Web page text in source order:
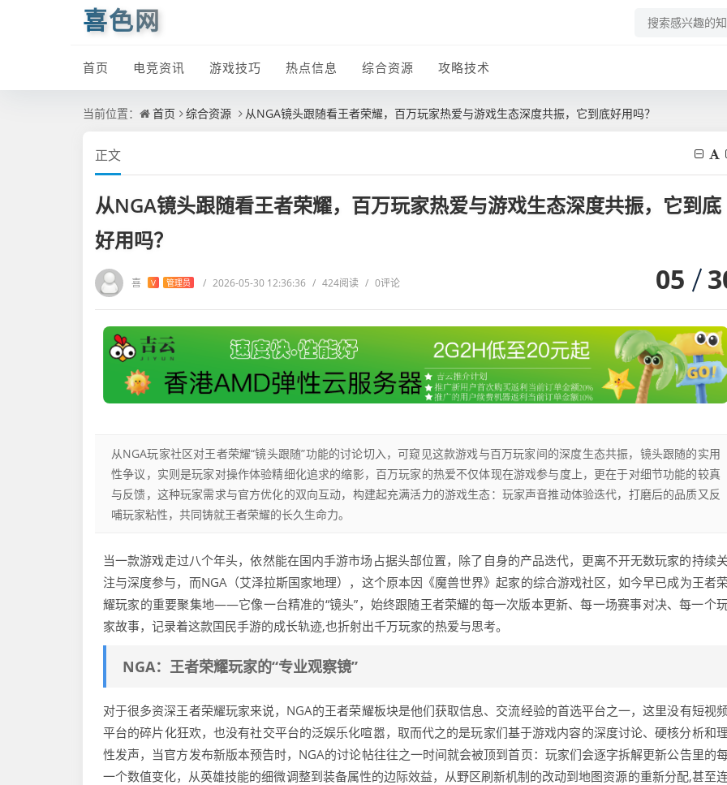
喜色网
首页 电竞资讯 游戏技巧 热点信息 综合资源 攻略技术
当前位置： 首页 综合资源 从NGA镜头跟随看王者荣耀，百万玩家热爱与游戏生态深度共振，它到底好用吗？
正文
从NGA镜头跟随看王者荣耀，百万玩家热爱与游戏生态深度共振，它到底
好用吗？
喜 V 管理员 / 2026-05-30 12:36:36 / 424阅读 / 0评论 05
从NGA玩家社区对王者荣耀“镜头跟随”功能的讨论切入，可窥见这款游戏与百万玩家间的深度生态共振，镜头跟随的实用
性争议，实则是玩家对操作体验精细化追求的缩影，百万玩家的热爱不仅体现在游戏参与度上，更在于对细节功能的较真
与反馈，这种玩家需求与官方优化的双向互动，构建起充满活力的游戏生态：玩家声音推动体验迭代，打磨后的品质又反
哺玩家粘性，共同铸就王者荣耀的长久生命力。
当一款游戏走过八个年头，依然能在国内手游市场占据头部位置，除了自身的产品迭代，更离不开无数玩家的持续关
注与深度参与，而NGA（艾泽拉斯国家地理），这个原本因《魔兽世界》起家的综合游戏社区，如今早已成为王者荣
耀玩家的重要聚集地——它像一台精准的“镜头”，始终跟随王者荣耀的每一次版本更新、每一场赛事对决、每一个
家故事，记录着这款国民手游的成长轨迹,也折射出千万玩家的热爱与思考。
NGA：王者荣耀玩家的“专业观察镜”
对于很多资深王者荣耀玩家来说，NGA的王者荣耀板块是他们获取信息、交流经验的首选平台之一，这里没有短视
平台的碎片化狂欢，也没有社交平台的泛娱乐化喧嚣，取而代之的是玩家们基于游戏内容的深度讨论、硬核分析和理
性发声，当官方发布新版本预告时，NGA的讨论帖往往之一时间就会被顶到首页：玩家们会逐字拆解更新公告里的
一个数值变化，从英雄技能的细微调整到装备属性的边际效益，从野区刷新机制的改动到地图资源的重新分配,甚至连